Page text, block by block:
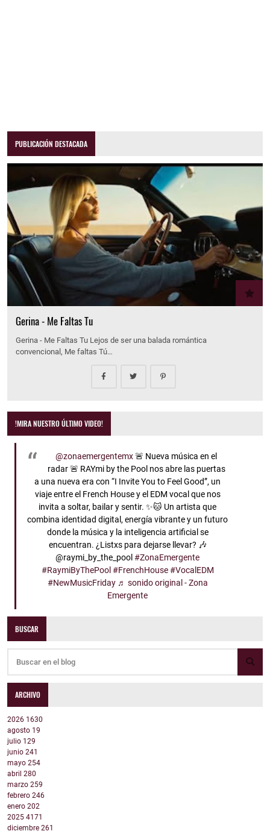
PUBLICACIÓN DESTACADA
Gerina - Me Faltas Tu
Gerina - Me Faltas Tu Lejos de ser una balada romántica
convencional, Me faltas Tú…
!MIRA NUESTRO ÚLTIMO VIDEO!
@zonaemergentemx🚨 Nueva música en el
radar 🚨 RAYmi by the Pool nos abre las puertas
a una nueva era con “I Invite You to Feel Good”, un
viaje entre el French House y el EDM vocal que nos
invita a soltar, bailar y sentir. ✨🐱 Un artista que
combina identidad digital, energía vibrante y un futuro
donde la música y la inteligencia artificial se
encuentran. ¿Listxs para dejarse llevar? 🎶
@raymi_by_the_pool#ZonaEmergente
#RaymiByThePool #FrenchHouse #VocalEDM
#NewMusicFriday ♬ sonido original - Zona
Emergente
BUSCAR
ARCHIVO
2026 1630
agosto 19
julio 129
junio 241
mayo 254
abril 280
marzo 259
febrero 246
enero 202
2025 4171
diciembre 261